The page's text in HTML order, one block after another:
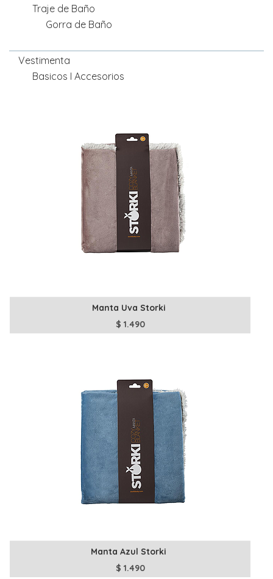
Traje de Baño
Gorra de Baño
Vestimenta
Basicos I Accesorios
Manta Uva Storki
$ 1.490
Manta Azul Storki
$ 1.490